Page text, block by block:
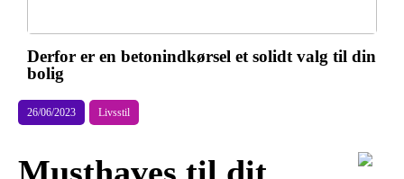
Derfor er en betonindkørsel et solidt valg til din
bolig
26/06/2023 Livsstil